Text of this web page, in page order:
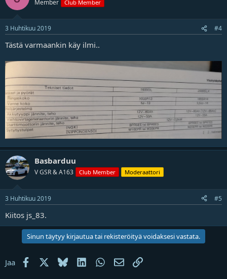
Member Club Member
3 Huhtikuu 2019 #4
Tästä varmaankin käy ilmi..
Basbarduu
V GSR & A163 Club Member Moderaattori
3 Huhtikuu 2019 #5
Kiitos js_83.
Sinun täytyy kirjautua tai rekisteröityä voidaksesi vastata.
Jaa Facebook BlueskyLinkedInWhatsAppSähköposti
Linkki